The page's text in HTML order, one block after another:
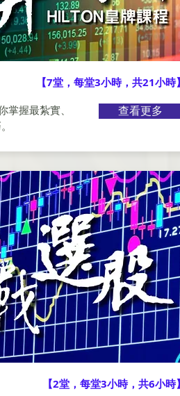
【7堂，每堂3小時，共21小時】
掌握最紮實、
查看更多
【2堂，每堂3小時，共6小時】